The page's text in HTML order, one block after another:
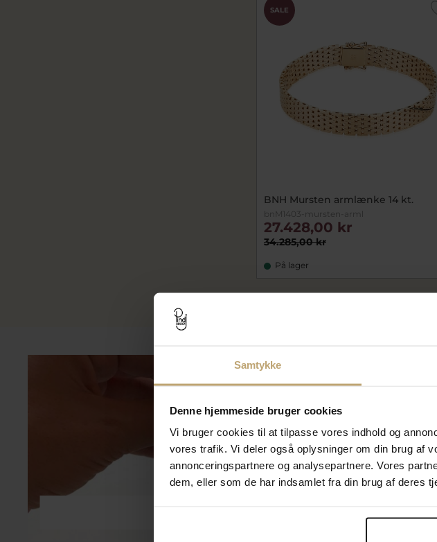
Samtykke
Denne hjemmeside bruger cookies
Vi bruger cookies til at tilpasse vores indhold og
vores trafik. Vi deler også oplysninger om din brug af
annonceringspartnere og analysepartnere. Vores
dem, eller som de har indsamlet fra din brug af deres
SALE
BNH Mursten armlænke 14 kt.
bnM1403-mursten-arml
34.285,00 kr
27.428,00 kr
På lager